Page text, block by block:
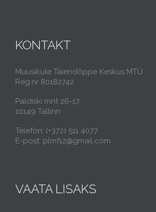
KONTAKT
Muusikute Täiendõppe Keskus MTÜ
Reg.nr 80182742
Paldiski mnt 26-17,
10149 Tallinn
Telefon: (+372) 511 4077
E-post: plmf12@gmail.com
VAATA LISAKS